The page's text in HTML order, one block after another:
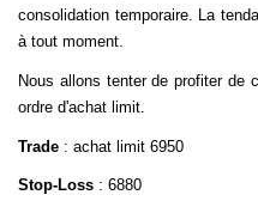
consolidation temporaire. La
à tout moment.
Nous allons tenter de profiter de
ordre d'achat limit
Trade : achat limit 6950
Stop-Loss : 6880